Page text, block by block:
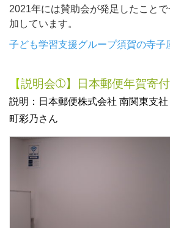
2021年には賛助会が発足したこと
加しています。
子ども学習支援グループ須賀の寺子
【説明会➀】日本郵便年賀寄
説明：日本郵便株式会社 南関東支
町彩乃さん